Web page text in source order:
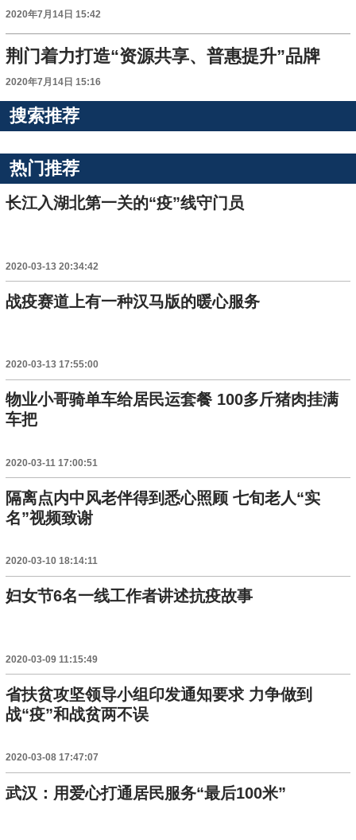
2020年7月14日 15:42
荆门着力打造“资源共享、普惠提升”品牌
2020年7月14日 15:16
搜索推荐
热门推荐
长江入湖北第一关的“疫”线守门员
2020-03-13 20:34:42
战疫赛道上有一种汉马版的暖心服务
2020-03-13 17:55:00
物业小哥骑单车给居民运套餐 100多斤猪肉挂满
车把
2020-03-11 17:00:51
隔离点内中风老伴得到悉心照顾 七旬老人“实
名”视频致谢
2020-03-10 18:14:11
妇女节6名一线工作者讲述抗疫故事
2020-03-09 11:15:49
省扶贫攻坚领导小组印发通知要求 力争做到
战“疫”和战贫两不误
2020-03-08 17:47:07
武汉：用爱心打通居民服务“最后100米”